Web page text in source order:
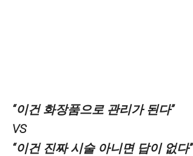
“이건 화장품으로 관리가 된다”
VS
“이건 진짜 시술 아니면 답이 없다”